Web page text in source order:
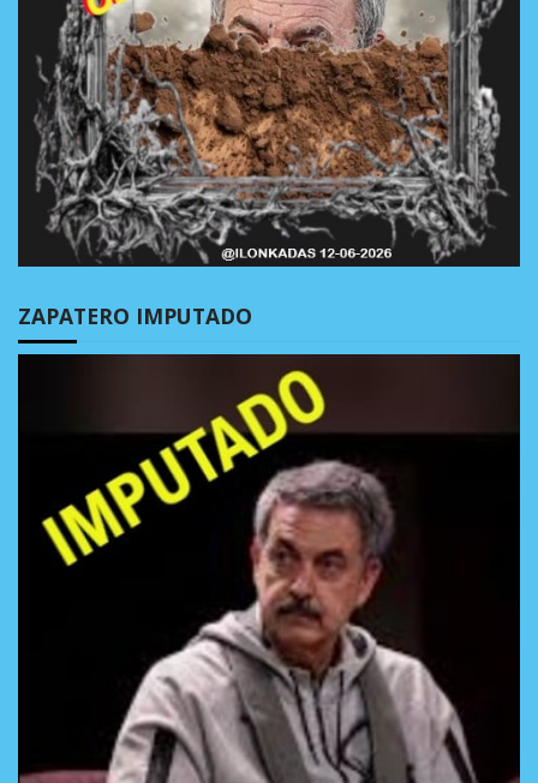
ZAPATERO IMPUTADO